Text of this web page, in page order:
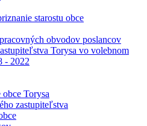
starostu obce
obvodov poslancov
Torysa vo volebnom
- 2022
obce Torysa
zastupiteľstva